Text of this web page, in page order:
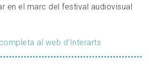
en el marc del festival audiovisual
al web d'Interarts